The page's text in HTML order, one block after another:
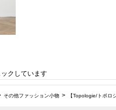
クしています
その他ファッション小物 【Topologie/トポ